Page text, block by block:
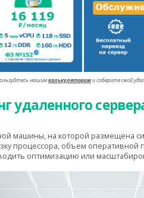
нашимкалькулятороми соберите свой
машины, на которой размещена
процессора, объем оперативной
оптимизацию или